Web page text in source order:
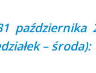
października
– środa):